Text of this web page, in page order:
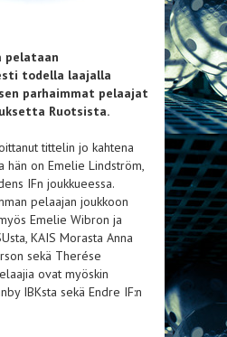
pelataan
todella laajalla
parhaimmat pelaajat
Ruotsista.
tittelin jo kahtena
hän on Emelie Lindström,
IFn joukkueessa.
pelaajan joukkoon
Emelie Wibron ja
KAIS Morasta Anna
sekä Therése
ovat myöskin
IBKsta sekä Endre IF:n